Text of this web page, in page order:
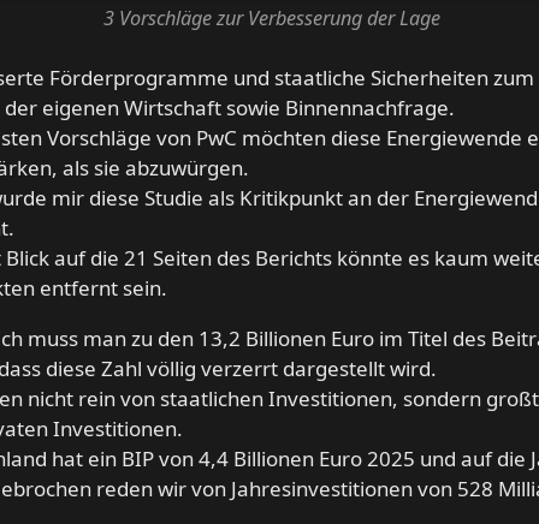
3 Vorschläge zur Verbesserung der Lage
Förderprogramme und staatliche Sicherheiten zum
der eigenen Wirtschaft sowie Binnennachfrage.
Vorschläge von PwC möchten diese Energiewende
als sie abzuwürgen.
mir diese Studie als Kritikpunkt an der
auf die 21 Seiten des Berichts könnte es kaum
entfernt sein.
muss man zu den 13,2 Billionen Euro im Titel des
diese Zahl völlig verzerrt dargestellt wird.
nicht rein von staatlichen Investitionen, sondern
Investitionen.
hat ein BIP von 4,4 Billionen Euro 2025 und auf die
reden wir von Jahresinvestitionen von 528